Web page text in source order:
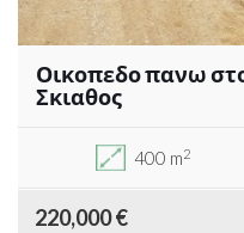
Οικοπεδο πανω
Σκιαθος
400 m2
220,000 €